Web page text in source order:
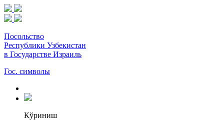
Посольство
Республики Узбекистан
в Государстве Израиль
Гос. символы
Кўриниш